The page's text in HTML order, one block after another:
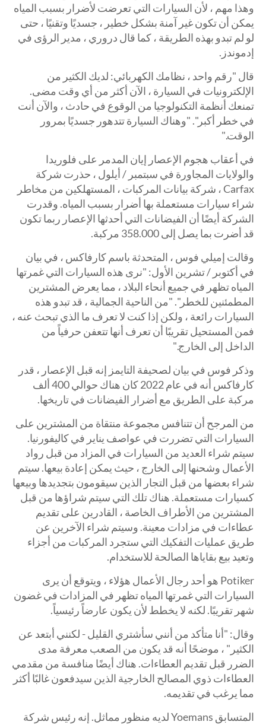
وهذا مهم ، لأن السيارات التي تعرضت لأضرار بسبب المياه
يمكن أن تكون غير آمنة بشكل خطير ، جسديًا وتقنيًا ، حتى
لو لم تبدو بهذه الطريقة ، كما قال دروري ، مدير الرؤى في
إدموندز.
قال "رقم واحد ، نظامك الكهربائي: لديك الكثير من
الإلكترونيات في السيارة ، الآن أكثر من أي وقت مضى.
تمنعك أنظمة التكنولوجيا من الوقوع في حادث ، والآن أنت
في خطر أكبر". "وهناك السيارة تتدهور جسديًا بمرور
الوقت."
في أعقاب هجوم الإعصار إيان المدمر على فلوريدا
والولايات المجاورة في سبتمبر / أيلول ، حذرت شركة
Carfax ، شركة بيانات المركبات ، المستهلكين من مخاطر
شراء سيارات مستعملة بها أضرار بسبب المياه. وقدرت
الشركة أيضًا أن الفيضانات التي أحدثها الإعصار ربما تكون
قد أضرت بما يصل إلى 358.000 مركبة.
وقالت إميلي فوس ، المتحدثة باسم كارفاكس ، في بيان
في أكتوبر / تشرين الأول: "نرى هذه السيارات التي غمرتها
المياه تظهر في جميع أنحاء البلاد ، مما يعرض المشترين
المطمئنين للخطر". "من الناحية الجمالية ، قد تبدو هذه
السيارات رائعة ، ولكن إذا كنت لا تعرف ما الذي تبحث عنه ،
فمن المستحيل تقريبًا أن تعرف أنها تتعفن حرفياً من
الداخل إلى الخارج."
وذكر فوس في بيان لصحيفة التايمز إنه قبل الإعصار ، قدر
كارفاكس أنه في عام 2022 كان هناك حوالي 400 ألف
مركبة على الطريق مع أضرار الفيضانات في تاريخها.
من المرجح أن تتنافس مجموعة منتقاة من المشترين على
السيارات التي تضررت في عواصف يناير في كاليفورنيا.
سيتم شراء العديد من السيارات في المزاد من قبل رواد
الأعمال وشحنها إلى الخارج ، حيث يمكن إعادة بيعها. سيتم
شراء بعضها من قبل التجار الذين سيقومون بتجديدها وبيعها
كسيارات مستعملة. هناك تلك التي سيتم شراؤها من قبل
المشترين من الأطراف الخاصة ، القادرين على تقديم
عطاءات في مزادات معينة. وسيتم شراء الآخرين عن
طريق عمليات التفكيك التي ستجرد المركبات من أجزاء
وتعيد بيع بقاياها الصالحة للاستخدام.
Potiker هو أحد رجال الأعمال هؤلاء ، ويتوقع أن يرى
السيارات التي غمرتها المياه تظهر في المزادات في غضون
شهر تقريبًا. لكنه لا يخطط لأن يكون عارضاً رئيسياً.
وقال: "أنا متأكد من أنني سأشتري القليل - لكنني أبتعد عن
الكثير" ، موضحًا أنه قد يكون من الصعب معرفة مدى
الضرر قبل تقديم العطاءات. هناك أيضًا منافسة من مقدمي
العطاءات ذوي المصالح الخارجية الذين سيدفعون غالبًا أكثر
مما يرغب في تقديمه.
المتسابق Yoemans لديه منظور مماثل. إنه رئيس شركة